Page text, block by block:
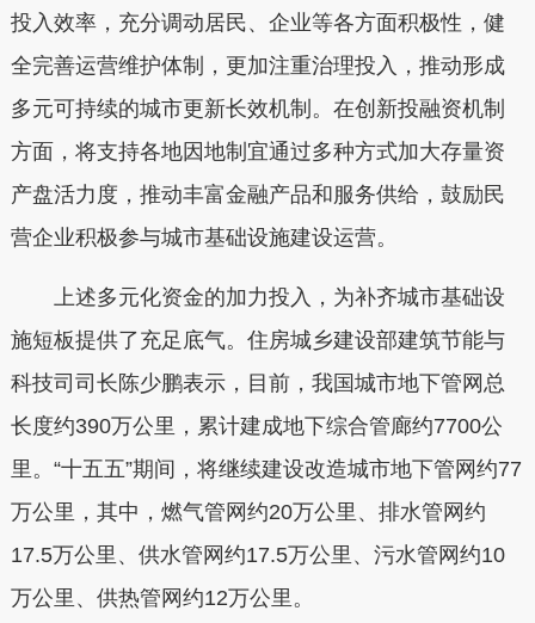
投入效率，充分调动居民、企业等各方面积极性，健
全完善运营维护体制，更加注重治理投入，推动形成
多元可持续的城市更新长效机制。在创新投融资机制
方面，将支持各地因地制宜通过多种方式加大存量资
产盘活力度，推动丰富金融产品和服务供给，鼓励民
营企业积极参与城市基础设施建设运营。
上述多元化资金的加力投入，为补齐城市基础设
施短板提供了充足底气。住房城乡建设部建筑节能与
科技司司长陈少鹏表示，目前，我国城市地下管网总
长度约390万公里，累计建成地下综合管廊约7700公
里。“十五五”期间，将继续建设改造城市地下管网约77
万公里，其中，燃气管网约20万公里、排水管网约
17.5万公里、供水管网约17.5万公里、污水管网约10
万公里、供热管网约12万公里。